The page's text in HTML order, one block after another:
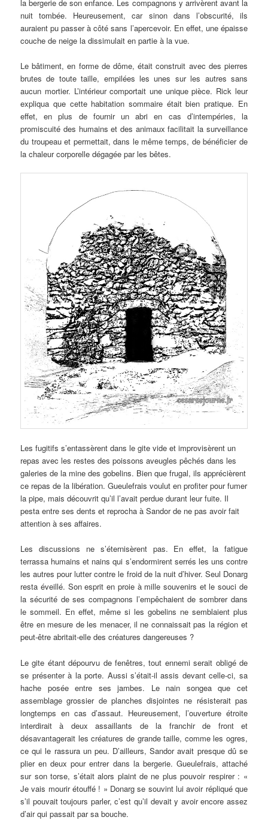
la bergerie de son enfance. Les compagnons y arrivèrent avant la
nuit tombée. Heureusement, car sinon dans l’obscurité, ils
auraient pu passer à côté sans l’apercevoir. En effet, une épaisse
couche de neige la dissimulait en partie à la vue.
Le bâtiment, en forme de dôme, était construit avec des pierres
brutes de toute taille, empilées les unes sur les autres sans
aucun mortier. L’intérieur comportait une unique pièce. Rick leur
expliqua que cette habitation sommaire était bien pratique. En
effet, en plus de fournir un abri en cas d’intempéries, la
promiscuité des humains et des animaux facilitait la surveillance
du troupeau et permettait, dans le même temps, de bénéficier de
la chaleur corporelle dégagée par les bêtes.
Les fugitifs s’entassèrent dans le gite vide et improvisèrent un
repas avec les restes des poissons aveugles pêchés dans les
galeries de la mine des gobelins. Bien que frugal, ils apprécièrent
ce repas de la libération. Gueulefrais voulut en profiter pour fumer
la pipe, mais découvrit qu’il l’avait perdue durant leur fuite. Il
pesta entre ses dents et reprocha à Sandor de ne pas avoir fait
attention à ses affaires.
Les discussions ne s’éternisèrent pas. En effet, la fatigue
terrassa humains et nains qui s’endormirent serrés les uns contre
les autres pour lutter contre le froid de la nuit d’hiver. Seul Donarg
resta éveillé. Son esprit en proie à mille souvenirs et le souci de
la sécurité de ses compagnons l’empêchaient de sombrer dans
le sommeil. En effet, même si les gobelins ne semblaient plus
être en mesure de les menacer, il ne connaissait pas la région et
peut-être abritait-elle des créatures dangereuses ?
Le gite étant dépourvu de fenêtres, tout ennemi serait obligé de
se présenter à la porte. Aussi s’était-il assis devant celle-ci, sa
hache posée entre ses jambes. Le nain songea que cet
assemblage grossier de planches disjointes ne résisterait pas
longtemps en cas d’assaut. Heureusement, l’ouverture étroite
interdirait à deux assaillants de la franchir de front et
désavantagerait les créatures de grande taille, comme les ogres,
ce qui le rassura un peu. D’ailleurs, Sandor avait presque dû se
plier en deux pour entrer dans la bergerie. Gueulefrais, attaché
sur son torse, s’était alors plaint de ne plus pouvoir respirer : «
Je vais mourir étouffé ! » Donarg se souvint lui avoir répliqué que
s’il pouvait toujours parler, c’est qu’il devait y avoir encore assez
d’air qui passait par sa bouche.